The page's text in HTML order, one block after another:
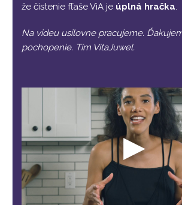
že čistenie fľaše ViA je úplná hračka
Na videu usilovne pracujeme.
pochopenie. Tím VitaJuwel.